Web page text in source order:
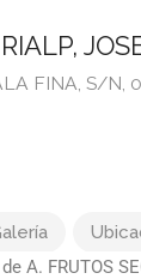
RIALP,
FINA, S/
A. FRUTOS